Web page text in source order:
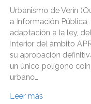
Urbanismo de Verín
a Información
adaptación a la ley,
Interior del ámbito
su aprobación
un único polígono
urbano…
Leer más